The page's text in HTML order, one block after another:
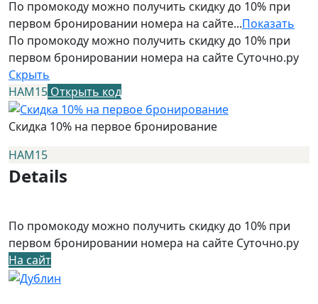
По промокоду можно получить скидку до 10% при
первом бронировании номера на сайте...Показать
По промокоду можно получить скидку до 10% при
первом бронировании номера на сайте Суточно.ру
Скрыть
НАМ15 Открыть код
Скидка 10% на первое бронирование
НАМ15
Details
По промокоду можно получить скидку до 10% при
первом бронировании номера на сайте Суточно.ру
На сайт